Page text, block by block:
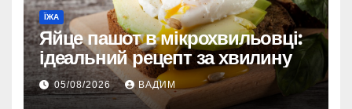
ЇЖА
Яйце пашот в мікрохвильовці:
ідеальний рецепт за хвилину
05/08/2026 ВАДИМ